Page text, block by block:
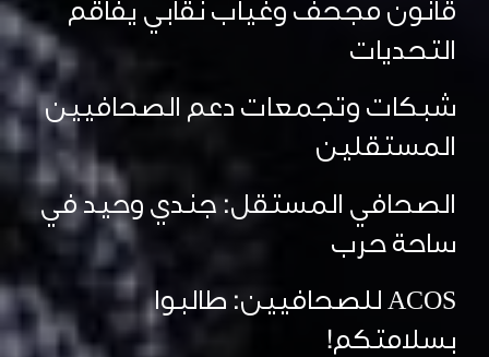
قانون مجحف وغياب نقابي يفاقم
التحديات
شبكات وتجمعات دعم الصحافيين
المستقلين
الصحافي المستقل: جندي وحيد في
ساحة حرب
ACOS للصحافيين: طالبوا
بسلامتكم!